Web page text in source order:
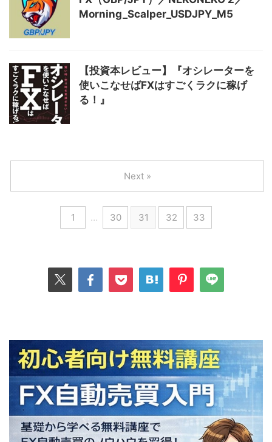
Morning_Scalper_USDJPY_M5
【投資本レビュー】『オシレーターを
使いこなせばFXはすごくラクに稼げ
る！』
1 … 30 31 32 33
Next »